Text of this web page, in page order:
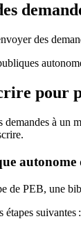
des
pour
à un
autonome
de PEB, une
étapes suivantes :